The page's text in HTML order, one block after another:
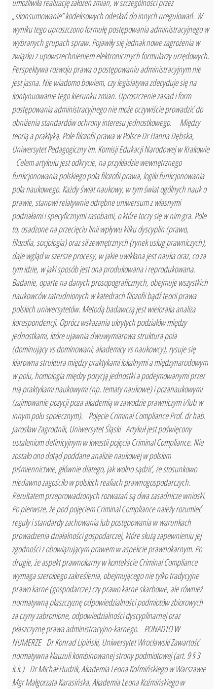
umożliwiła realizację założeń zmian, w szczególności przez
„skonsumowanie” kodeksowych odesłań do innych uregulowań. W
wyniku tego uproszczono formułę postępowania administracyjnego w
wybranych grupach spraw. Pojawiły się jednak nowe zagrożenia w
związku z upowszechnieniem elektronicznych formularzy urzędowych.
Perspektywa rozwoju prawa o postępowaniu administracyjnym nie
jest jasna. Nie wiadomo bowiem, czy legislatywa zdecyduje się na
kontynuowanie tego kierunku zmian. Uproszczenie zasad i form
postępowania administracyjnego nie może oczywiście prowadzić do
obniżenia standardów ochrony interesu jednostkowego. Między
teorią a praktyką. Pole filozofii prawa w Polsce Dr Hanna Dębska,
Uniwersytet Pedagogiczny im. Komisji Edukacji Narodowej w Krakowie
Celem artykułu jest odkrycie, na przykładzie wewnętrznego
funkcjonowania polskiego pola filozofii prawa, logiki funkcjonowania
pola naukowego. Każdy świat naukowy, w tym świat ogólnych nauk o
prawie, stanowi relatywnie odrębne uniwersum z własnymi
podziałami i specyficznymi zasobami, o które toczy się w nim gra. Pole
to, osadzone na przecięciu linii wpływu kilku dyscyplin (prawo,
filozofia, socjologia) oraz sił zewnętrznych (rynek usług prawniczych),
daje wgląd w szersze procesy, w jakie uwikłana jest nauka oraz, co za
tym idzie, w jaki sposób jest ona produkowana i reprodukowana.
Badanie, oparte na danych prosopograficznych, obejmuje wszystkich
naukowców zatrudnionych w katedrach filozofii bądź teorii prawa
polskich uniwersytetów. Metodą badawczą jest wieloraka analiza
korespondencji. Oprócz wskazania ukrytych podziałów między
jednostkami, które ujawnia dwuwymiarowa struktura pola
(dominujący vs dominowani; akademicy vs naukowcy), rysuje się
klarowna struktura między praktykami lokalnymi a międzynarodowym
w polu, homologia między pozycją jednostki a podejmowanymi przez
nią praktykami naukowymi (np. tematy naukowe) i pozanaukowymi
(zajmowanie pozycji poza akademią w zawodzie prawniczym i/lub w
innym polu społecznym). Pojęcie Criminal Compliance Prof. dr hab.
Jarosław Zagrodnik, Uniwersytet Śląski Artykuł jest poświęcony
ustaleniom definicyjnym w kwestii pojęcia Criminal Compliance. Nie
zostało ono dotąd poddane analizie naukowej w polskim
piśmiennictwie, głównie dlatego, jak wolno sądzić, że stosunkowo
niedawno zagościło w polskich realiach prawnogospodarczych.
Rezultatem przeprowadzonych rozważań są dwa zasadnicze wnioski.
Po pierwsze, że pod pojęciem Criminal Compliance należy rozumieć
reguły i standardy zachowania lub postępowania w warunkach
prowadzenia działalności gospodarczej, które służą zapewnieniu jej
zgodności z obowiązującym prawem w aspekcie prawnokarnym. Po
drugie, że aspekt prawnokarny w kontekście Criminal Compliance
wymaga szerokiego zakreślenia, obejmującego nie tylko tradycyjne
prawo karne (gospodarcze) czy prawo karne skarbowe, ale również
normatywną płaszczyznę odpowiedzialności podmiotów zbiorowych
za czyny zabronione, odpowiedzialności dyscyplinarnej oraz
płaszczyznę prawa administracyjno-karnego. PONADTO W
NUMERZE Dr Konrad Lipiński, Uniwersytet Wrocławski Zawartość
normatywna klauzuli kombinowanej strony podmiotowej (art. 9 § 3
k.k.) Dr Michał Hudzik, Akademia Leona Koźmińskiego w Warszawie
Mgr Małgorzata Karasińska, Akademia Leona Koźmińskiego w